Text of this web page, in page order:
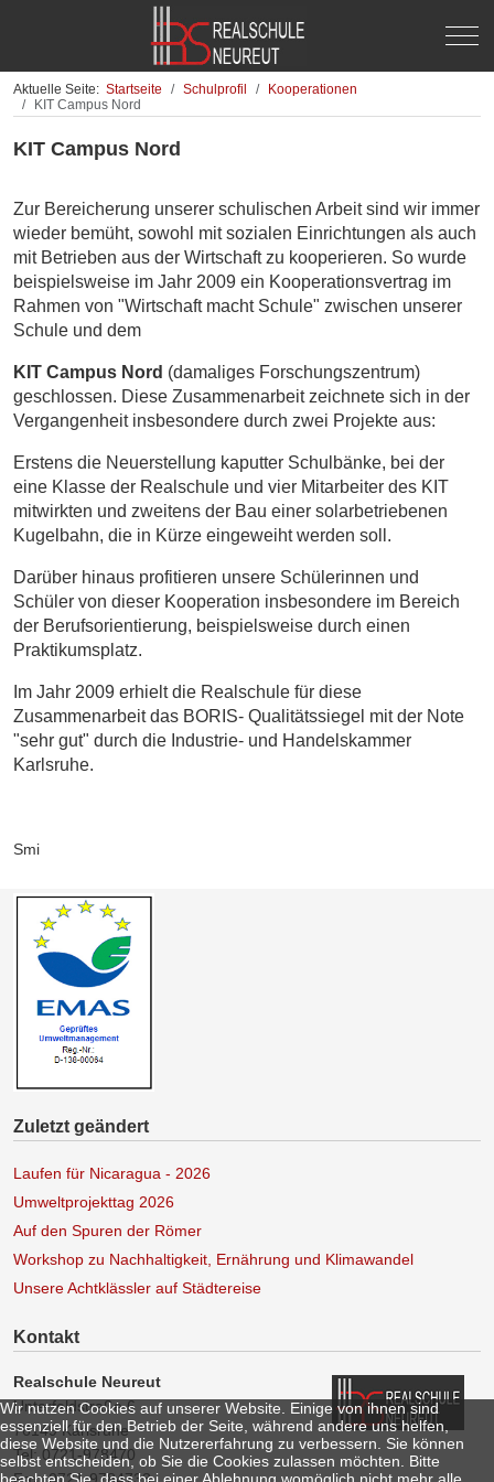
Off-
Aktuelle Seite: Startseite Schulprofil
Kooperationen
KIT Campus Nord
KIT Campus Nord
Zur Bereicherung unserer schulischen Arbeit sind wir immer
wieder bemüht, sowohl mit sozialen Einrichtungen als auch
mit Betrieben aus der Wirtschaft zu kooperieren. So wurde
beispielsweise im Jahr 2009 ein Kooperationsvertrag im
Rahmen von "Wirtschaft macht Schule" zwischen unserer
Schule und dem
KIT Campus Nord (damaliges Forschungszentrum)
geschlossen. Diese Zusammenarbeit zeichnete sich in der
Vergangenheit insbesondere durch zwei Projekte aus:
Erstens die Neuerstellung kaputter Schulbänke, bei der
eine Klasse der Realschule und vier Mitarbeiter des KIT
mitwirkten und zweitens der Bau einer solarbetriebenen
Kugelbahn, die in Kürze eingeweiht werden soll.
Darüber hinaus profitieren unsere Schülerinnen und
Schüler von dieser Kooperation insbesondere im Bereich
der Berufsorientierung, beispielsweise durch einen
Praktikumsplatz.
Im Jahr 2009 erhielt die Realschule für diese
Zusammenarbeit das BORIS- Qualitätssiegel mit der Note
"sehr gut" durch die Industrie- und Handelskammer
Karlsruhe.
Smi
Zuletzt geändert
Laufen für Nicaragua - 2026
Umweltprojekttag 2026
Auf den Spuren der Römer
Workshop zu Nachhaltigkeit, Ernährung und Klimawandel
Unsere Achtklässler auf Städtereise
Kontakt
Realschule Neureut
Unterfeldstraße 6
76149 Karlsruhe
Tel: 0721-978470
Wir nutzen Cookies auf unserer Website. Einige von ihnen sind
essenziell für den Betrieb der Seite, während andere uns helfen,
diese Website und die Nutzererfahrung zu verbessern. Sie können
selbst entscheiden, ob Sie die Cookies zulassen möchten. Bitte